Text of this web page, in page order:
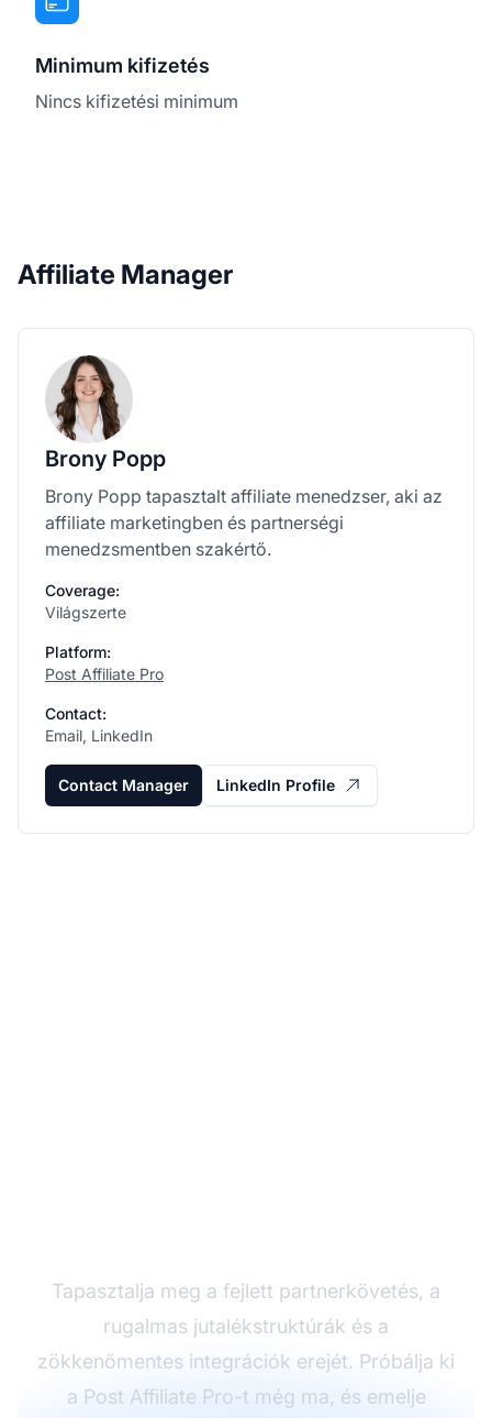
Minimum kifizetés
Nincs kifizetési minimum
Affiliate Manager
Brony Popp
Brony Popp tapasztalt affiliate menedzser, aki az
affiliate marketingben és partnerségi
menedzsmentben szakértő.
Coverage:
Világszerte
Platform:
Post Affiliate Pro
Contact:
Email, LinkedIn
Contact Manager LinkedIn Profile
Tapasztalja meg a fejlett partnerkövetés, a
rugalmas jutalékstruktúrák és a
zökkenőmentes integrációk erejét. Próbálja ki
a Post Affiliate Pro-t még ma, és emelje